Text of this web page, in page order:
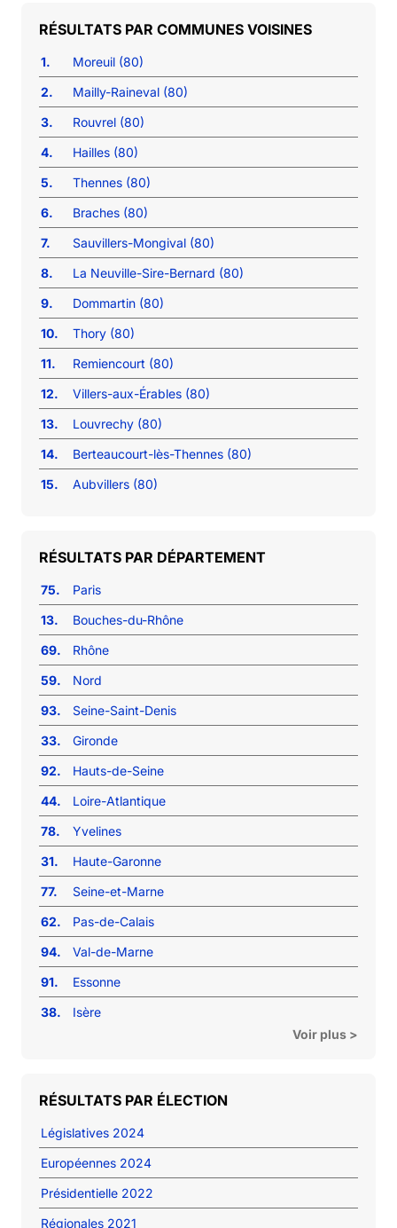
COMMUNES VOISINES
1.
Moreuil (80)
2.
Mailly-Raineval (80)
3.
Rouvrel (80)
4.
Hailles (80)
5.
Thennes (80)
6.
Braches (80)
7.
Sauvillers-Mongival (80)
8.
La Neuville-Sire-Bernard (80)
9.
Dommartin (80)
10.
Thory (80)
11.
Remiencourt (80)
12.
Villers-aux-Érables (80)
13.
Louvrechy (80)
14.
Berteaucourt-lès-Thennes (80)
15.
Aubvillers (80)
RÉSULTATS PAR DÉPARTEMENT
75.
Paris
13.
Bouches-du-Rhône
69.
Rhône
59.
Nord
93.
Seine-Saint-Denis
33.
Gironde
92.
Hauts-de-Seine
44.
Loire-Atlantique
78.
Yvelines
31.
Haute-Garonne
77.
Seine-et-Marne
62.
Pas-de-Calais
94.
Val-de-Marne
91.
Essonne
38.
Isère
Voir plus >
RÉSULTATS PAR ÉLECTION
Législatives 2024
Européennes 2024
Présidentielle 2022
Régionales 2021